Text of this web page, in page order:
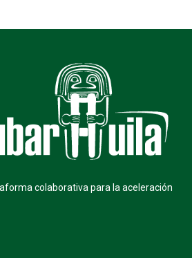
colaborativa para la aceleración